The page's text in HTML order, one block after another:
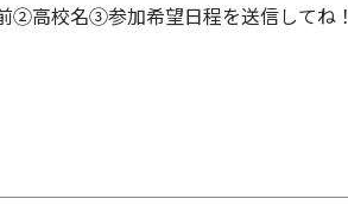
②高校名③参加希望日程を送信してね！